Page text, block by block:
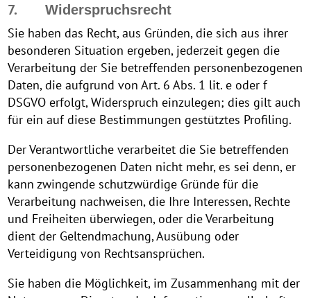
7. Widerspruchsrecht
Sie haben das Recht, aus Gründen, die sich aus ihrer
besonderen Situation ergeben, jederzeit gegen die
Verarbeitung der Sie betreffenden personenbezogenen
Daten, die aufgrund von Art. 6 Abs. 1 lit. e oder f
DSGVO erfolgt, Widerspruch einzulegen; dies gilt auch
für ein auf diese Bestimmungen gestütztes Profiling.
Der Verantwortliche verarbeitet die Sie betreffenden
personenbezogenen Daten nicht mehr, es sei denn, er
kann zwingende schutzwürdige Gründe für die
Verarbeitung nachweisen, die Ihre Interessen, Rechte
und Freiheiten überwiegen, oder die Verarbeitung
dient der Geltendmachung, Ausübung oder
Verteidigung von Rechtsansprüchen.
Sie haben die Möglichkeit, im Zusammenhang mit der